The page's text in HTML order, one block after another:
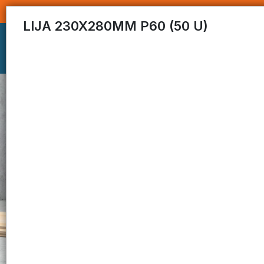
LIJA 230X280MM P60 (50 U)